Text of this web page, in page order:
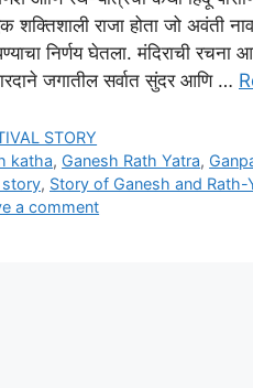
शक्तिशाली राजा होता जो अवंती
निर्णय घेतला. मंदिराची
जगातील सर्वात सुंदर आणि …
STORY
katha, Ganesh Rath Yatra,
story, Story of Ganesh and Rath-
a comment